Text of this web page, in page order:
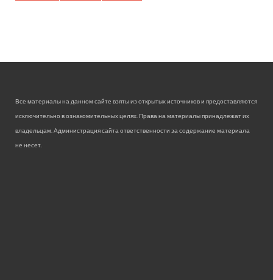
Все материалы на данном сайте взяты из открытых источников и предоставляются
исключительно в ознакомительных целях. Права на материалы принадлежат их
владельцам. Администрация сайта ответственности за содержание материала
не несет.